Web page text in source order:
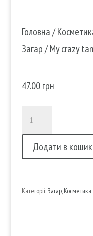
Головна/
Загар/ My crazy tan
47.00грн
crazy
tanДодати в кошик
Категорії:Загар,Косметика